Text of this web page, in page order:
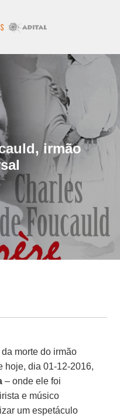
irmão
morte do irmão
hoje, dia 01-12-2016,
– onde ele foi
e músico
um espetáculo